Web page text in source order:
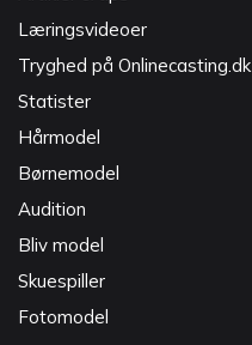
Læringsvideoer
Tryghed på Onlinecasting.dk
Statister
Hårmodel
Børnemodel
Audition
Bliv model
Skuespiller
Fotomodel